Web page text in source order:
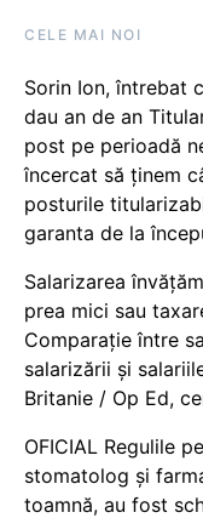
CELE MAI NOI
Sorin Ion, întrebat
dau an de an
post pe perioadă
încercat să ținem
posturile
garanta de la
Salarizarea
prea mici sau
Comparație între
salarizării și
Britanie / Op Ed,
OFICIAL Regulile
stomatolog și
toamnă, au fost